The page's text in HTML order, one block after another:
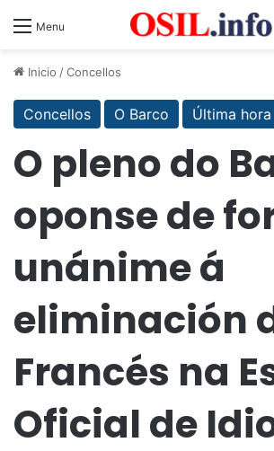
Menu
Inicio /Concellos
Concellos O Barco Última hora
O pleno do
oponse de
unánime á
eliminación
Francés na
Oficial de